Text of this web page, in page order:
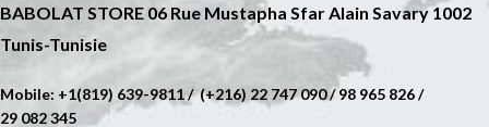
BABOLAT STORE 06 Rue Mustapha Sfar Alain Savary 1002
Tunis-Tunisie
Mobile: +1(819) 639-9811 / (+216) 22 747 090 / 98 965 826 /
29 082 345